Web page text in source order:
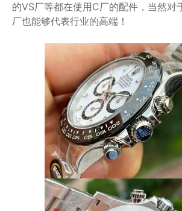
的VS厂等都在使用C厂的配件，当然对
厂也能够代表行业的高端！